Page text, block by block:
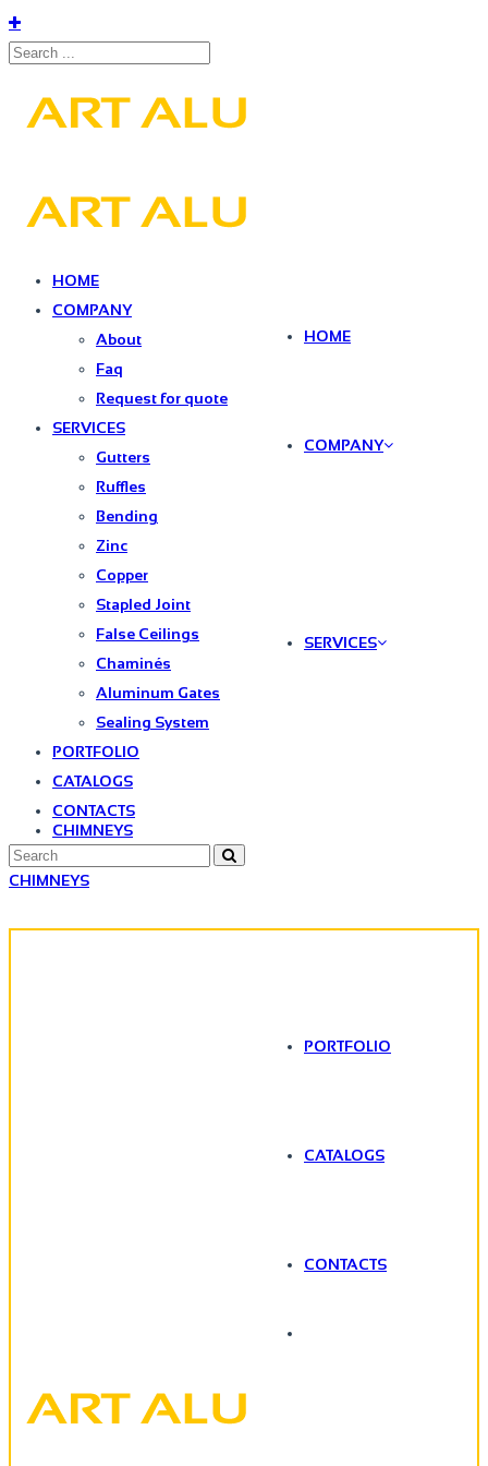
HOME
COMPANY
SERVICES
PORTFOLIO
CATALOGS
CONTACTS
HOME
COMPANY
About
Faq
Request for quote
SERVICES
Gutters
Ruffles
Bending
Zinc
Copper
Stapled Joint
False Ceilings
Chaminés
Aluminum Gates
Sealing System
PORTFOLIO
CATALOGS
CONTACTS
CHIMNEYS
CHIMNEYS